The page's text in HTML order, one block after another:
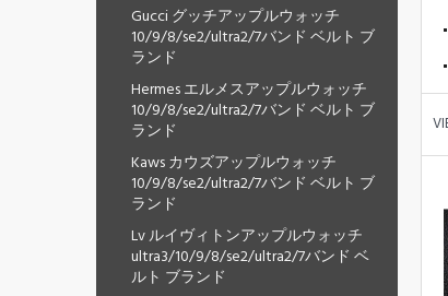
Gucci グッチアップルウォッチ
10/9/8/se2/ultra2/7バンド ベルト ブ
ランド
Hermes エルメスアップルウォッチ
10/9/8/se2/ultra2/7バンド ベルト ブ
ランド
Kaws カウズアップルウォッチ
10/9/8/se2/ultra2/7バンド ベルト ブ
ランド
Lv ルイヴィトンアップルウォッチ
ultra3/10/9/8/se2/ultra2/7バンド ベ
ルト ブランド